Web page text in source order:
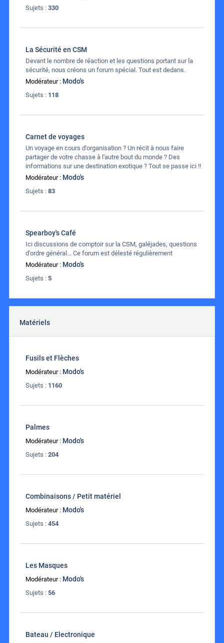
Sujets : 330
La Sécurité en CSM
Devant le nombre de réaction et les questions portant sur la
sécurité, nous créons un forum spécial. Tout est dedans.
Modérateur : Modo's
Sujets : 118
Carnet de voyages
Un voyage en cours d'organisation ? Un récit à nous faire
partager de votre chasse à l'autre bout du monde ? Des
informations sur une destination exotique ? Tout se passe ici !!
Modérateur : Modo's
Sujets : 83
Spearboy's Café
Ici discussions de comptoir sur la CSM, galéjades, questions
d'ordre général... Ce forum est délesté régulièrement
Modérateur : Modo's
Sujets : 5
Matériels
Fusils et Flèches
Modérateur : Modo's
Sujets : 1160
Palmes
Modérateur : Modo's
Sujets : 204
Combinaisons / Petit matériel
Modérateur : Modo's
Sujets : 454
Les Masques
Modérateur : Modo's
Sujets : 56
Bateau / Electronique